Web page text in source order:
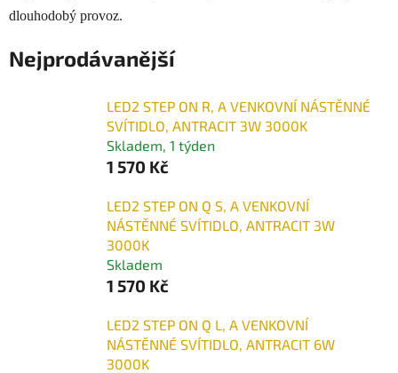
dlouhodobý provoz.
Nejprodávanější
LED2 STEP ON R, A VENKOVNÍ NÁSTĚNNÉ
SVÍTIDLO, ANTRACIT 3W 3000K
Skladem, 1 týden
1 570 Kč
LED2 STEP ON Q S, A VENKOVNÍ
NÁSTĚNNÉ SVÍTIDLO, ANTRACIT 3W
3000K
Skladem
1 570 Kč
LED2 STEP ON Q L, A VENKOVNÍ
NÁSTĚNNÉ SVÍTIDLO, ANTRACIT 6W
3000K